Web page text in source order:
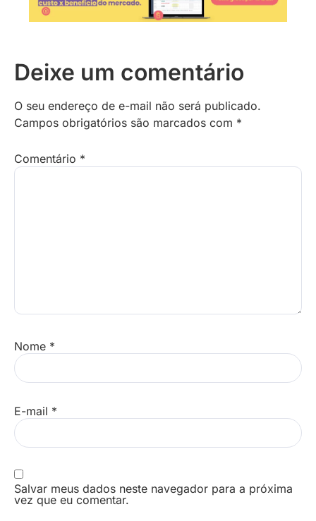
Deixe um comentário
O seu endereço de e-mail não será publicado.
Campos obrigatórios são marcados com *
Comentário *
Nome *
E-mail *
Salvar meus dados neste navegador para a próxima
vez que eu comentar.